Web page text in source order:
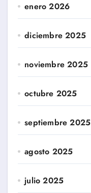
enero 2026
diciembre 2025
noviembre 2025
octubre 2025
septiembre 2025
agosto 2025
julio 2025